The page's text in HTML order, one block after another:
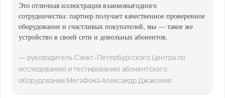
Это отличная иллюстрация взаимовыгодного
сотрудничества: партнер получает качественное проверенное
оборудование и счастливых покупателей, мы — такое же
устройство в своей сети и довольных абонентов.
— руководитель Санкт-Петербургского Центра по
исследованию и тестированию абонентского
оборудования МегаФона Александр Джакония